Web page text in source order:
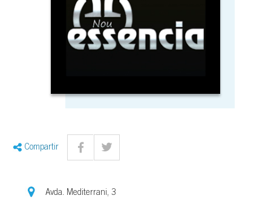
Compartir
Avda. Mediterrani, 3